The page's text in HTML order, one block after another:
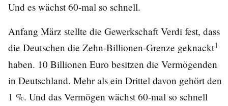
Und es wächst 60-mal so schnell.
Anfang März stellte die Gewerkschaft Verdi fest, dass
die Deutschen die Zehn-Billionen-Grenze geknackt1
haben. 10 Billionen Euro besitzen die Vermögenden
in Deutschland. Mehr als ein Drittel davon gehört den
1 %. Und das Vermögen wächst 60-mal so schnell